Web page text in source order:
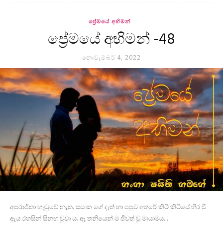
ප්‍රේමයේ අභිමන්
ප්‍රේමයේ අභිමන් -48
නොවැම්බර් 4, 2022
අපරාජිතා හැඬුවේ නැත. සසංක ගේ දෑත් හා පපුව අතරේ කිටි කිටියේ හිර වී
ඇය රහසින් සිනහ වූවා ය. ඈ තනියෙන් ම ජීවත් වූ මායාමය...